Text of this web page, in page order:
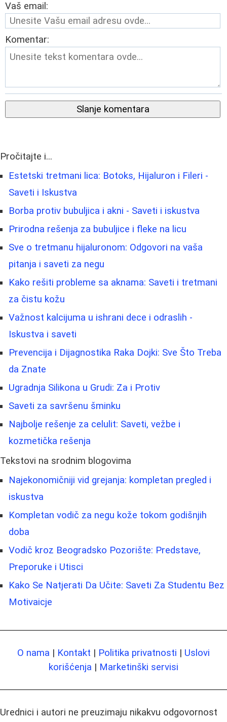
Vaš email:
Komentar:
Slanje komentara
Pročitajte i...
Estetski tretmani lica: Botoks, Hijaluron i Fileri -
Saveti i Iskustva
Borba protiv bubuljica i akni - Saveti i iskustva
Prirodna rešenja za bubuljice i fleke na licu
Sve o tretmanu hijaluronom: Odgovori na vaša
pitanja i saveti za negu
Kako rešiti probleme sa aknama: Saveti i tretmani
za čistu kožu
Važnost kalcijuma u ishrani dece i odraslih -
Iskustva i saveti
Prevencija i Dijagnostika Raka Dojki: Sve Što Treba
da Znate
Ugradnja Silikona u Grudi: Za i Protiv
Saveti za savršenu šminku
Najbolje rešenje za celulit: Saveti, vežbe i
kozmetička rešenja
Tekstovi na srodnim blogovima
Najekonomičniji vid grejanja: kompletan pregled i
iskustva
Kompletan vodič za negu kože tokom godišnjih
doba
Vodič kroz Beogradsko Pozorište: Predstave,
Preporuke i Utisci
Kako Se Natjerati Da Učite: Saveti Za Studentu Bez
Motivaicje
O nama | Kontakt | Politika privatnosti | Uslovi
korišćenja | Marketinški servisi
Urednici i autori ne preuzimaju nikakvu odgovornost